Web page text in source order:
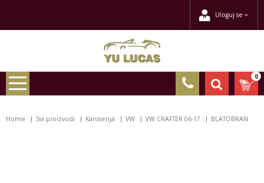
Uloguj se
0
Home Svi proizvodi Karoserija VW VW CRAFTER 06-17 BLATOBRAN